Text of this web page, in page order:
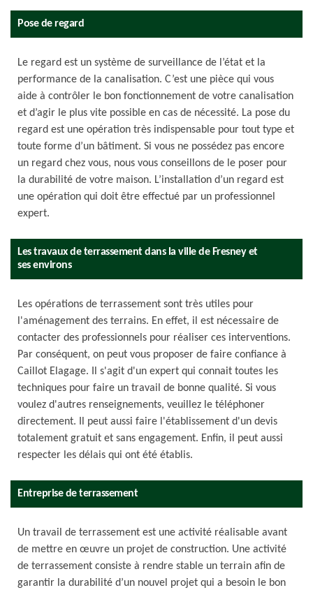
Pose de regard
Le regard est un système de surveillance de l’état et la
performance de la canalisation. C’est une pièce qui vous
aide à contrôler le bon fonctionnement de votre canalisation
et d’agir le plus vite possible en cas de nécessité. La pose du
regard est une opération très indispensable pour tout type et
toute forme d’un bâtiment. Si vous ne possédez pas encore
un regard chez vous, nous vous conseillons de le poser pour
la durabilité de votre maison. L’installation d’un regard est
une opération qui doit être effectué par un professionnel
expert.
Les travaux de terrassement dans la ville de Fresney et
ses environs
Les opérations de terrassement sont très utiles pour
l'aménagement des terrains. En effet, il est nécessaire de
contacter des professionnels pour réaliser ces interventions.
Par conséquent, on peut vous proposer de faire confiance à
Caillot Elagage. Il s'agit d'un expert qui connait toutes les
techniques pour faire un travail de bonne qualité. Si vous
voulez d'autres renseignements, veuillez le téléphoner
directement. Il peut aussi faire l'établissement d'un devis
totalement gratuit et sans engagement. Enfin, il peut aussi
respecter les délais qui ont été établis.
Entreprise de terrassement
Un travail de terrassement est une activité réalisable avant
de mettre en œuvre un projet de construction. Une activité
de terrassement consiste à rendre stable un terrain afin de
garantir la durabilité d’un nouvel projet qui a besoin le bon